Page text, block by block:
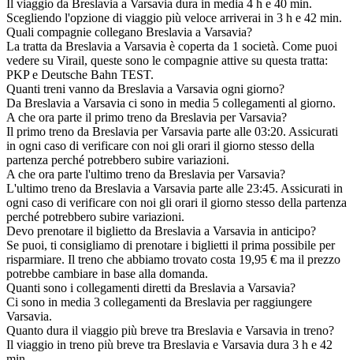
Il viaggio da Breslavia a Varsavia dura in media 4 h e 40 min.
Scegliendo l'opzione di viaggio più veloce arriverai in 3 h e 42 min.
Quali compagnie collegano Breslavia a Varsavia?
La tratta da Breslavia a Varsavia è coperta da 1 società. Come puoi
vedere su Virail, queste sono le compagnie attive su questa tratta:
PKP e Deutsche Bahn TEST.
Quanti treni vanno da Breslavia a Varsavia ogni giorno?
Da Breslavia a Varsavia ci sono in media 5 collegamenti al giorno.
A che ora parte il primo treno da Breslavia per Varsavia?
Il primo treno da Breslavia per Varsavia parte alle 03:20. Assicurati
in ogni caso di verificare con noi gli orari il giorno stesso della
partenza perché potrebbero subire variazioni.
A che ora parte l'ultimo treno da Breslavia per Varsavia?
L'ultimo treno da Breslavia a Varsavia parte alle 23:45. Assicurati in
ogni caso di verificare con noi gli orari il giorno stesso della partenza
perché potrebbero subire variazioni.
Devo prenotare il biglietto da Breslavia a Varsavia in anticipo?
Se puoi, ti consigliamo di prenotare i biglietti il prima possibile per
risparmiare. Il treno che abbiamo trovato costa 19,95 € ma il prezzo
potrebbe cambiare in base alla domanda.
Quanti sono i collegamenti diretti da Breslavia a Varsavia?
Ci sono in media 3 collegamenti da Breslavia per raggiungere
Varsavia.
Quanto dura il viaggio più breve tra Breslavia e Varsavia in treno?
Il viaggio in treno più breve tra Breslavia e Varsavia dura 3 h e 42